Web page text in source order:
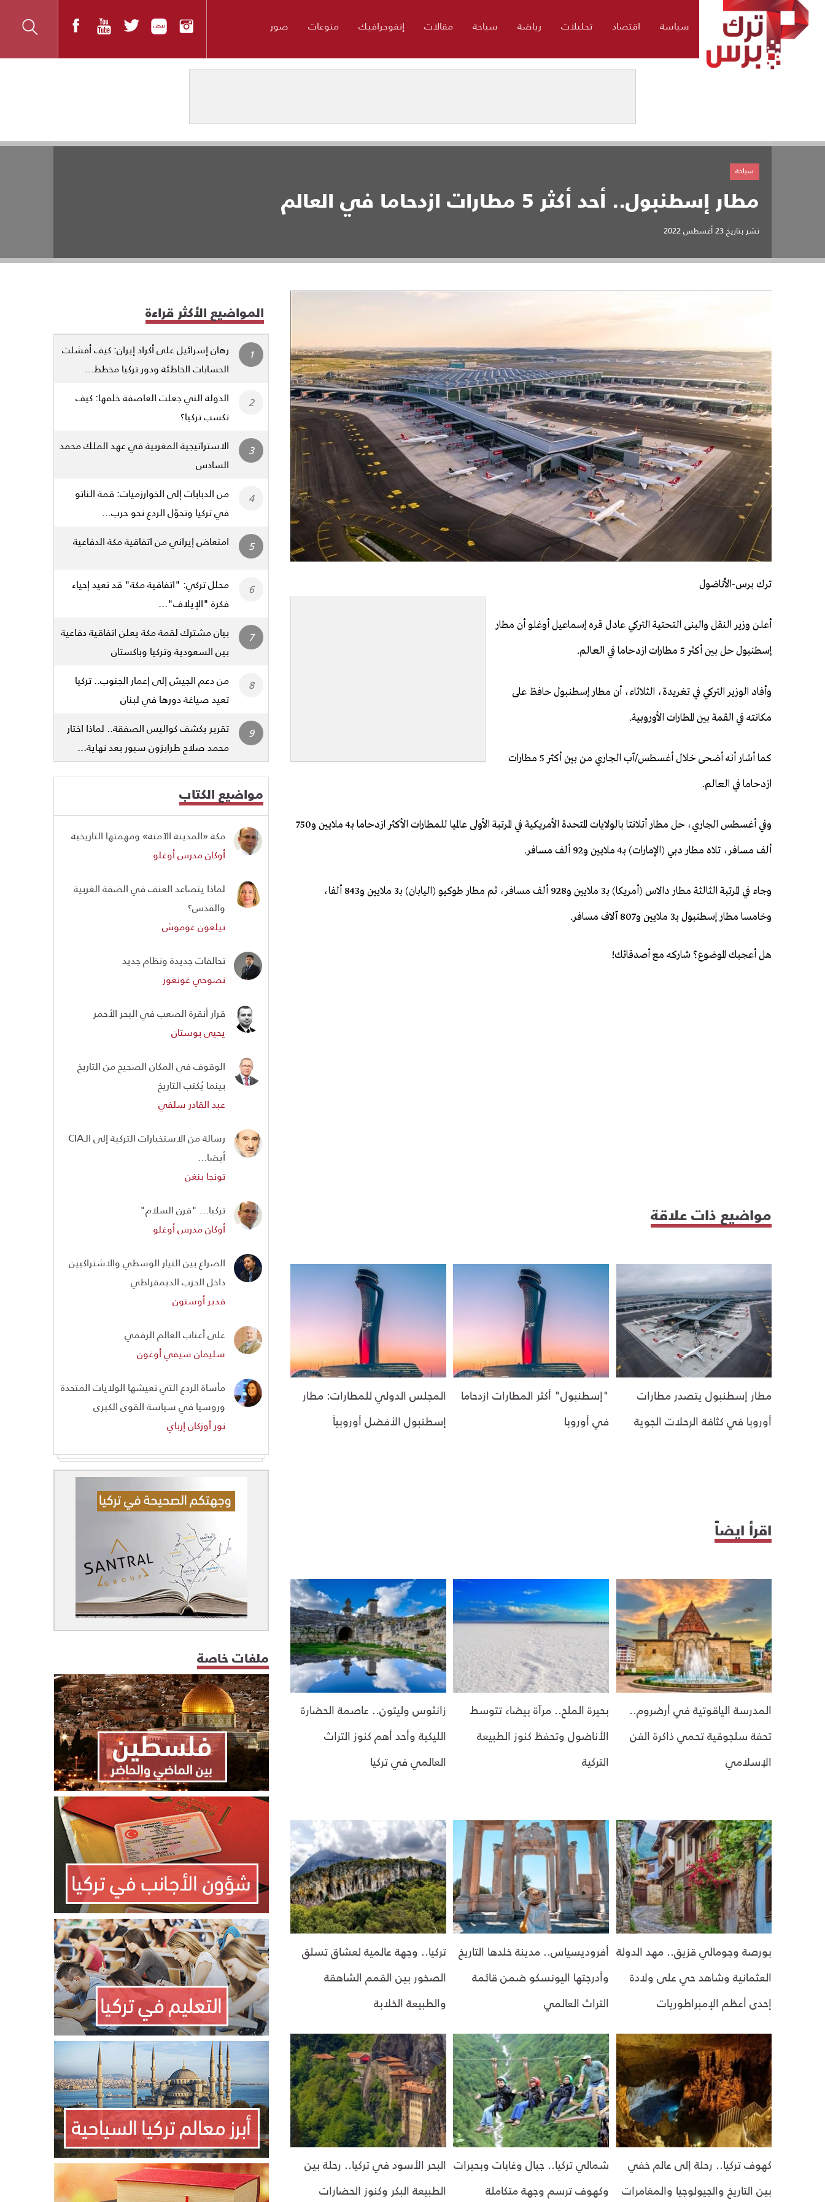
سياسة اقتصاد تحليلات رياضة سياحة مقالات إنفوجرافيك منوعات صور
مطار إسطنبول.. أحد أكثر 5 مطارات ازدحاما في العالم
نشر بتاريخ23 أغسطس 2022
سياحة
ترك برس-الأناضول
أعلن وزير النقل والبنى التحتية التركي عادل قره إسماعيل أوغلو أن مطار
إسطنبول حل بين أكثر 5 مطارات ازدحاما في العالم.
وأفاد الوزير التركي في تغريدة، الثلاثاء، أن مطار إسطنبول حافظ على
مكانته في القمة بين المطارات الأوروبية.
كما أشار أنه أضحى خلال أغسطس/آب الجاري من بين أكثر 5 مطارات
ازدحاما في العالم.
وفي أغسطس الجاري، حل مطار أتلانتا بالولايات المتحدة الأمريكية في المرتبة الأولى عالميا للمطارات الأكثر ازدحاما بـ4 ملايين و750
ألف مسافر، تلاه مطار دبي (الإمارات) بـ4 ملايين و92 ألف مسافر.
وجاء في المرتبة الثالثة مطار دالاس (أمريكا) بـ3 ملايين و928 ألف مسافر، ثم مطار طوكيو (اليابان) بـ3 ملايين و843 ألفا،
وخامسا مطار إسطنبول بـ3 ملايين و807 آلاف مسافر.
هل أعجبك الموضوع؟ شاركه مع أصدقائك!
مواضيع ذات علاقة
مطار إسطنبول يتصدر مطارات
أوروبا في كثافة الرحلات الجوية
"إسطنبول" أكثر المطارات ازدحاما
في أوروبا
المجلس الدولي للمطارات: مطار
إسطنبول الأفضل أوروبياً
اقرأ ايضاً
المدرسة الياقوتية في أرضروم..
تحفة سلجوقية تحمي ذاكرة الفن
الإسلامي
بحيرة الملح.. مرآة بيضاء تتوسط
الأناضول وتحفظ كنوز الطبيعة
التركية
زانثوس وليتون.. عاصمة الحضارة
الليكية وأحد أهم كنوز التراث
العالمي في تركيا
بورصة وجومالي قزيق.. مهد الدولة
العثمانية وشاهد حي على ولادة
إحدى أعظم الإمبراطوريات
أفروديسياس.. مدينة خلدها التاريخ
وأدرجتها اليونسكو ضمن قائمة
التراث العالمي
تركيا.. وجهة عالمية لعشاق تسلق
الصخور بين القمم الشاهقة
والطبيعة الخلابة
كهوف تركيا.. رحلة إلى عالم خفي
بين التاريخ والجيولوجيا والمغامرات
شمالي تركيا.. جبال وغابات وبحيرات
وكهوف ترسم وجهة متكاملة
البحر الأسود في تركيا.. رحلة بين
الطبيعة البكر وكنوز الحضارات
المواضيع الأكثر قراءة
رهان إسرائيل على أكراد إيران: كيف أفشلت
الحسابات الخاطئة ودور تركيا مخطط...
الدولة التي جعلت العاصفة خلفها: كيف
تكسب تركيا؟
الاستراتيجية المغربية في عهد الملك محمد
السادس
من الدبابات إلى الخوارزميات: قمة الناتو
في تركيا وتحوّل الردع نحو حرب...
امتعاض إيراني من اتفاقية مكة الدفاعية
محلل تركي: "اتفاقية مكة" قد تعيد إحياء
فكرة "الإيلاف"...
بيان مشترك لقمة مكة يعلن اتفاقية دفاعية
بين السعودية وتركيا وباكستان
من دعم الجيش إلى إعمار الجنوب.. تركيا
تعيد صياغة دورها في لبنان
تقرير يكشف كواليس الصفقة.. لماذا اختار
محمد صلاح طرابزون سبور بعد نهاية...
مواضيع الكتاب
مكة «المدينة الآمنة» ومهمتها التاريخية
أوكان مدرس أوغلو
لماذا يتصاعد العنف في الضفة الغربية
والقدس؟
نيلغون غوموش
تحالفات جديدة ونظام جديد
نصوحي غونغور
قرار أنقرة الصعب في البحر الأحمر
يحيى بوستان
الوقوف في المكان الصحيح من التاريخ
بينما يُكتب التاريخ
عبد القادر سلفي
رسالة من الاستخبارات التركية إلى الـCIA
أيضا...
تونجا بنغن
تركيا... "قرن السلام"
أوكان مدرس أوغلو
الصراع بين التيار الوسطي والاشتراكيين
داخل الحزب الديمقراطي
قدير أوستون
على أعتاب العالم الرقمي
سليمان سيفي أوغون
مأساة الردع التي تعيشها الولايات المتحدة
وروسيا في سياسة القوى الكبرى
نور أوزكان إرباي
ملفات خاصة